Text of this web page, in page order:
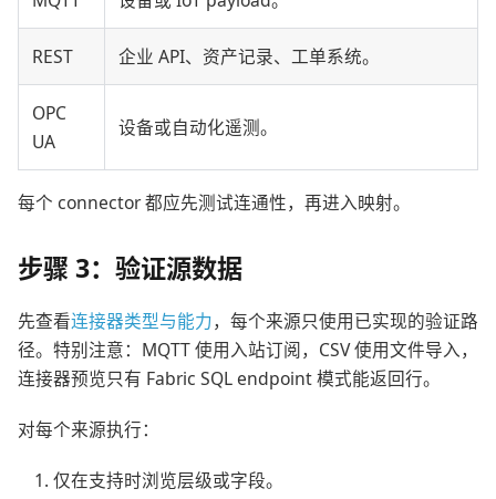
REST 企业 API、资产记录、工单系统。
OPC
UA
设备或自动化遥测。
每个 connector 都应先测试连通性，再进入映射。
步骤 3：验证源数据
先查看连接器类型与能力，每个来源只使用已实现的验证路
径。特别注意：MQTT 使用入站订阅，CSV 使用文件导入，
连接器预览只有 Fabric SQL endpoint 模式能返回行。
对每个来源执行：
仅在支持时浏览层级或字段。